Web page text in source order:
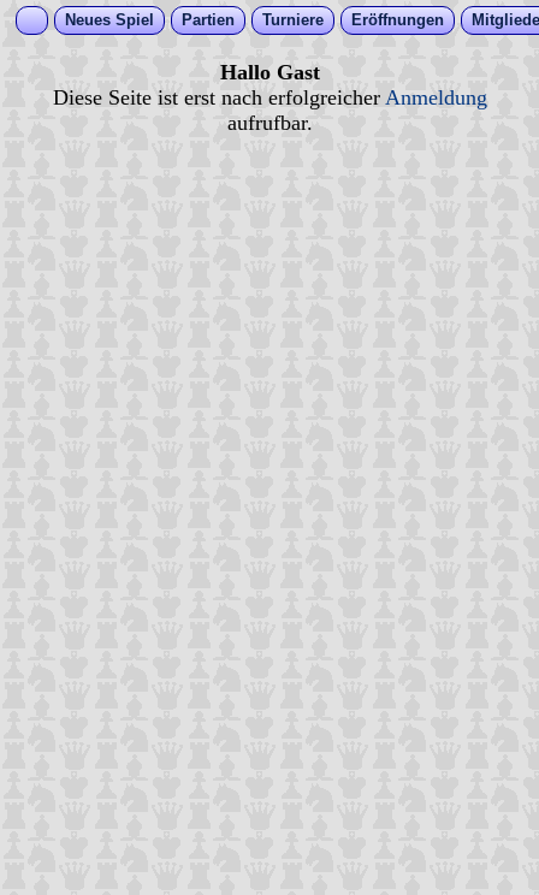
Neues Spiel Partien Turniere Eröffnungen
Hallo Gast
Diese Seite ist erst nach erfolgreicher Anmeldung
aufrufbar.